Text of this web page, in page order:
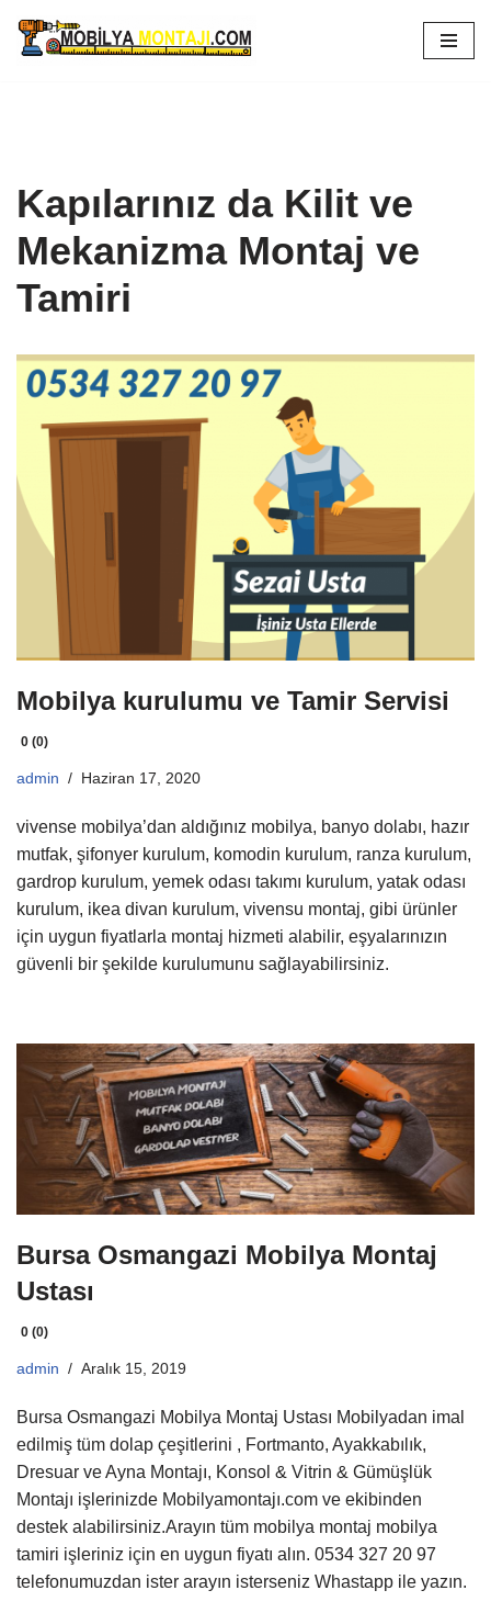
İçeriğe
Kapılarınız da Kilit ve
Mekanizma Montaj ve
Tamiri
Mobilya kurulumu ve Tamir Servisi
0 (0)
admin Haziran 17, 2020
vivense mobilya’dan aldığınız mobilya, banyo dolabı, hazır
mutfak, şifonyer kurulum, komodin kurulum, ranza kurulum,
gardrop kurulum, yemek odası takımı kurulum, yatak odası
kurulum, ikea divan kurulum, vivensu montaj, gibi ürünler
için uygun fiyatlarla montaj hizmeti alabilir, eşyalarınızın
güvenli bir şekilde kurulumunu sağlayabilirsiniz.
Bursa Osmangazi Mobilya Montaj
Ustası
0 (0)
admin Aralık 15, 2019
Bursa Osmangazi Mobilya Montaj Ustası Mobilyadan imal
edilmiş tüm dolap çeşitlerini , Fortmanto, Ayakkabılık,
Dresuar ve Ayna Montajı, Konsol & Vitrin & Gümüşlük
Montajı işlerinizde Mobilyamontajı.com ve ekibinden
destek alabilirsiniz.Arayın tüm mobilya montaj mobilya
tamiri işleriniz için en uygun fiyatı alın. 0534 327 20 97
telefonumuzdan ister arayın isterseniz Whastapp ile yazın.